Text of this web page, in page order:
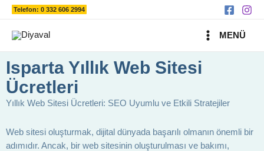
İçeriğeTelefon: 0 332 606 2994
MAIN
MENÜ
Isparta Yıllık Web Sitesi
Ücretleri
Yıllık Web Sitesi Ücretleri: SEO Uyumlu ve Etkili Stratejiler
Web sitesi oluşturmak, dijital dünyada başarılı olmanın önemli bir
adımıdır. Ancak, bir web sitesinin oluşturulması ve bakımı,
Ara